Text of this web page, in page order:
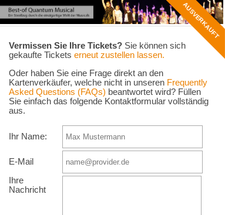
AUSVERKAUFT
Vermissen Sie Ihre Tickets? Sie können sich
gekaufte Tickets erneut zustellen lassen.
Oder haben Sie eine Frage direkt an den
Kartenverkäufer, welche nicht in unseren Frequently
Asked Questions (FAQs) beantwortet wird? Füllen
Sie einfach das folgende Kontaktformular vollständig
aus.
Ihr Name:
E-Mail
Ihre
Nachricht